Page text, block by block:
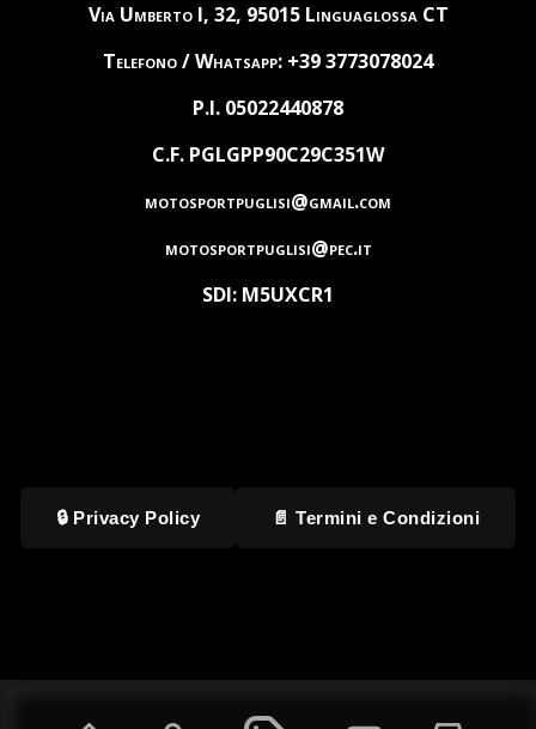
Via Umberto I, 32, 95015 Linguaglossa CT
Telefono / Whatsapp: +39 3773078024
P.I. 05022440878
C.F. PGLGPP90C29C351W
motosportpuglisi@gmail.com
motosportpuglisi@pec.it
SDI: M5UXCR1
🔒 Privacy Policy 📄 Termini e Condizioni